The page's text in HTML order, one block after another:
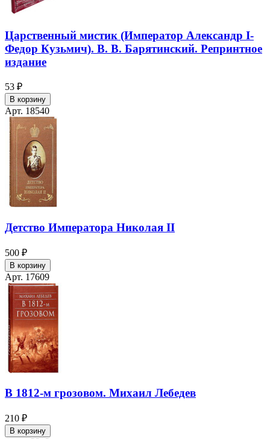
Царственный мистик (Император Александр I-
Федор Кузьмич). В. В. Барятинский. Репринтное
издание
53 ₽
В корзину
Арт. 18540
Детство Императора Николая II
500 ₽
В корзину
Арт. 17609
В 1812-м грозовом. Михаил Лебедев
210 ₽
В корзину